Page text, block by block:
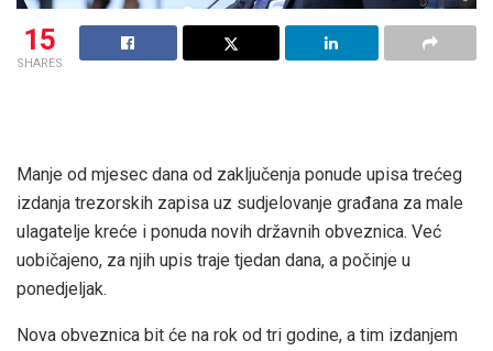
15
SHARES
Manje od mjesec dana od zaključenja ponude upisa trećeg
izdanja trezorskih zapisa uz sudjelovanje građana za male
ulagatelje kreće i ponuda novih državnih obveznica. Već
uobičajeno, za njih upis traje tjedan dana, a počinje u
ponedjeljak.
Nova obveznica bit će na rok od tri godine, a tim izdanjem